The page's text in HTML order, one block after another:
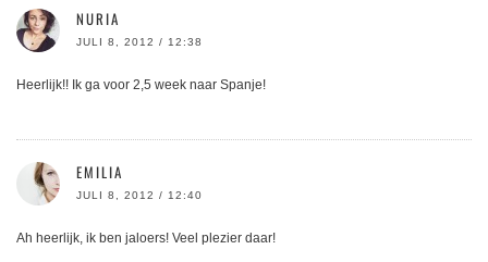
NURIA
JULI 8, 2012 / 12:38
Heerlijk!! Ik ga voor 2,5 week naar Spanje!
EMILIA
JULI 8, 2012 / 12:40
Ah heerlijk, ik ben jaloers! Veel plezier daar!